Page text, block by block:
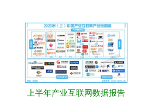
上半年产业互联网数据报告